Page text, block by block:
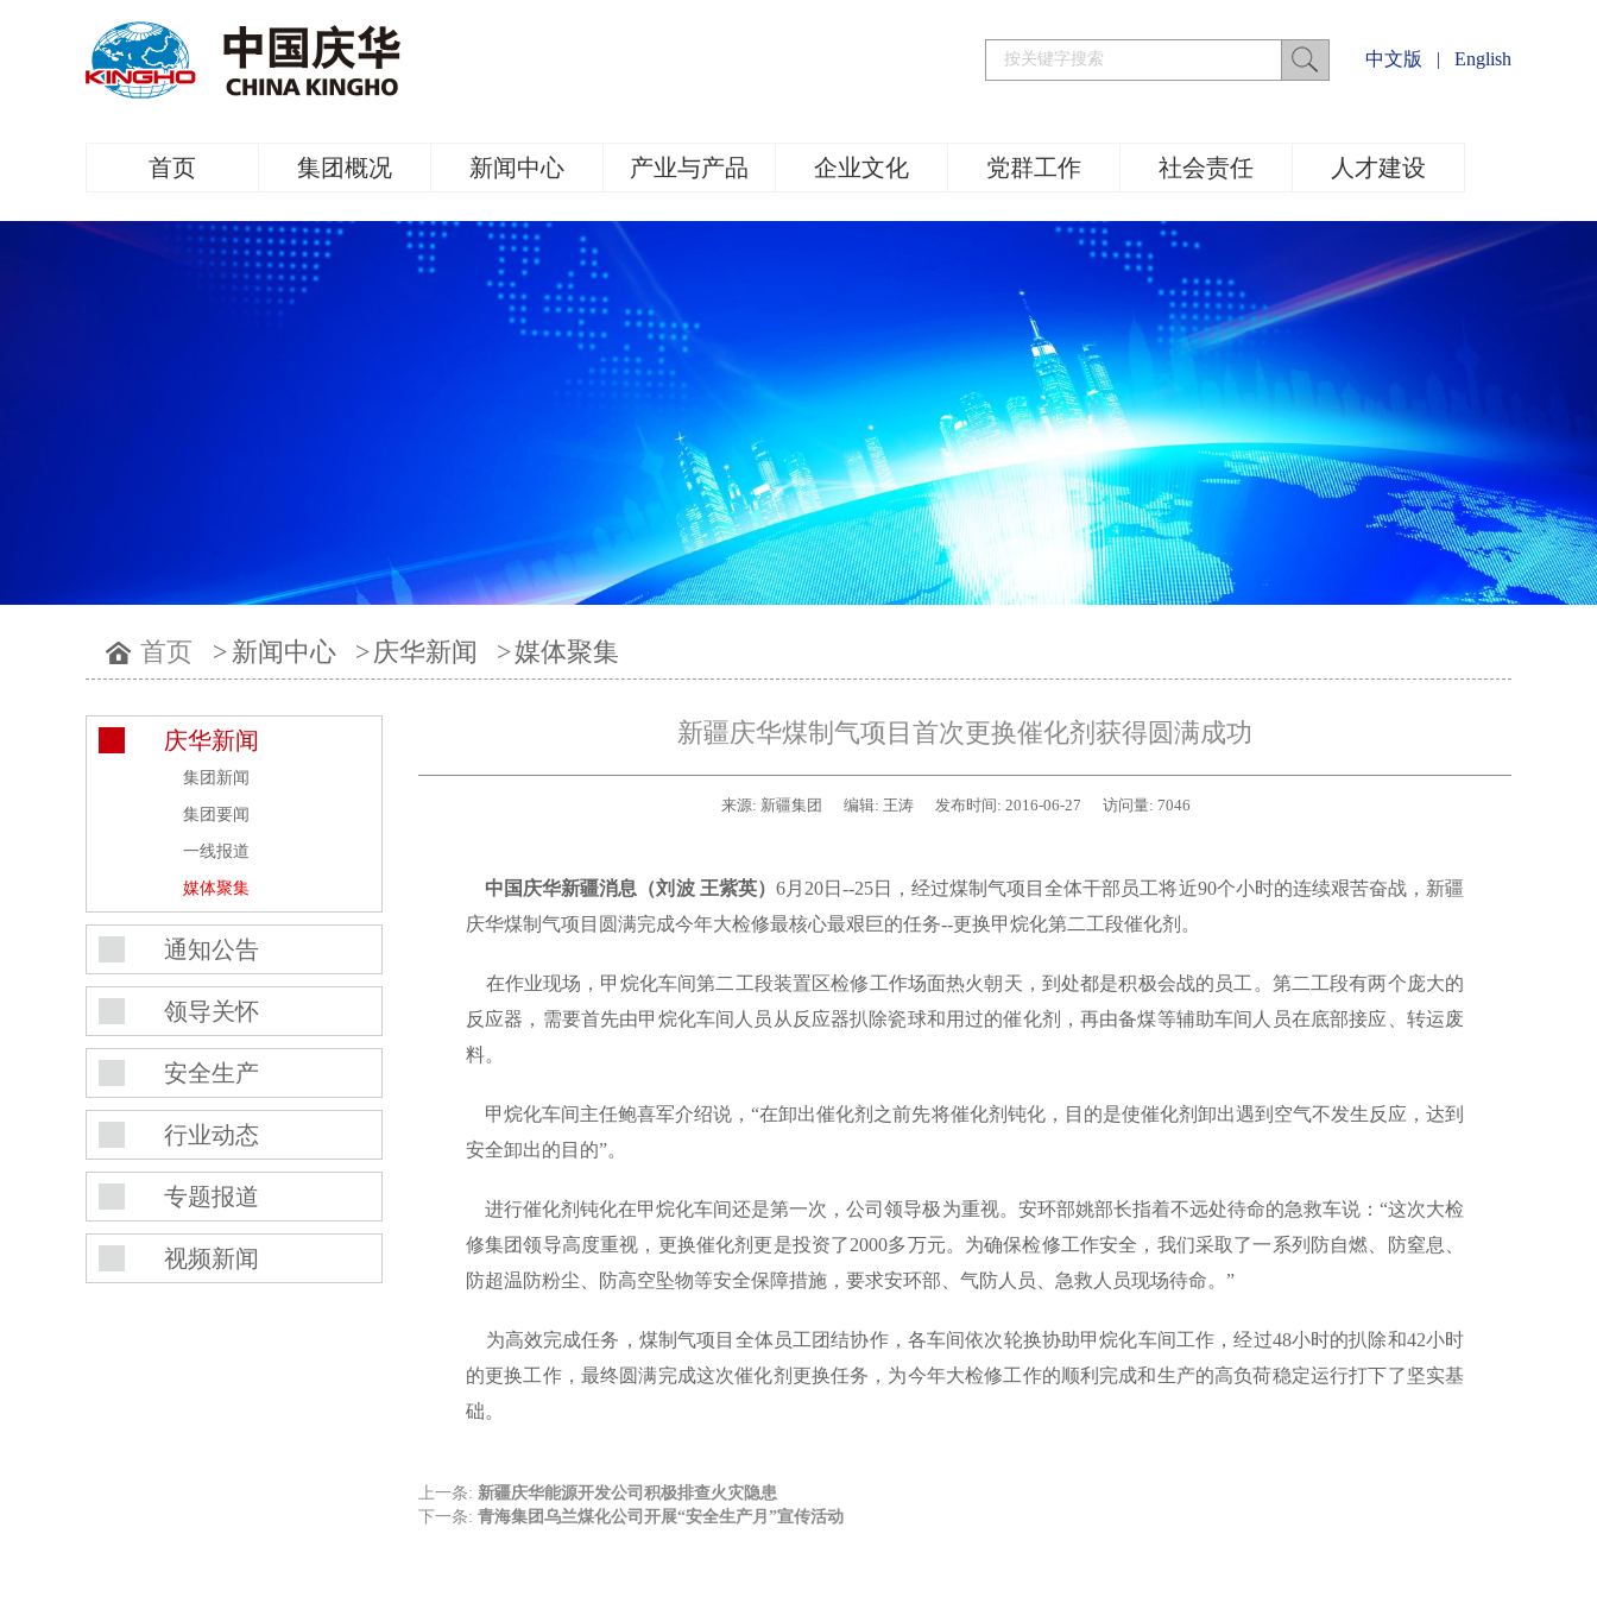
中文版 | English
首页 集团概况 新闻中心 产业与产品 企业文化 党群工作 社会责任 人才建设
首页 > 新闻中心 > 庆华新闻 >媒体聚集
庆华新闻
集团新闻
集团要闻
一线报道
媒体聚集
通知公告
领导关怀
安全生产
行业动态
专题报道
视频新闻
新疆庆华煤制气项目首次更换催化剂获得圆满成功
来源: 新疆集团 编辑: 王涛 发布时间: 2016-06-27 访问量: 7046
中国庆华新疆消息（刘波 王紫英） 6月20日--25日，经过煤制气项目全体干部员工将近90个小时的连续艰苦奋战，新疆
庆华煤制气项目圆满完成今年大检修最核心最艰巨的任务--更换甲烷化第二工段催化剂。
在作业现场，甲烷化车间第二工段装置区检修工作场面热火朝天，到处都是积极会战的员工。第二工段有两个庞大的
反应器，需要首先由甲烷化车间人员从反应器扒除瓷球和用过的催化剂，再由备煤等辅助车间人员在底部接应、转运废
料。
甲烷化车间主任鲍喜军介绍说，“在卸出催化剂之前先将催化剂钝化，目的是使催化剂卸出遇到空气不发生反应，达到
安全卸出的目的”。
进行催化剂钝化在甲烷化车间还是第一次，公司领导极为重视。安环部姚部长指着不远处待命的急救车说：“这次大检
修集团领导高度重视，更换催化剂更是投资了2000多万元。为确保检修工作安全，我们采取了一系列防自燃、防窒息、
防超温防粉尘、防高空坠物等安全保障措施，要求安环部、气防人员、急救人员现场待命。”
为高效完成任务，煤制气项目全体员工团结协作，各车间依次轮换协助甲烷化车间工作，经过48小时的扒除和42小时
的更换工作，最终圆满完成这次催化剂更换任务，为今年大检修工作的顺利完成和生产的高负荷稳定运行打下了坚实基
础。
上一条: 新疆庆华能源开发公司积极排查火灾隐患
下一条: 青海集团乌兰煤化公司开展“安全生产月”宣传活动